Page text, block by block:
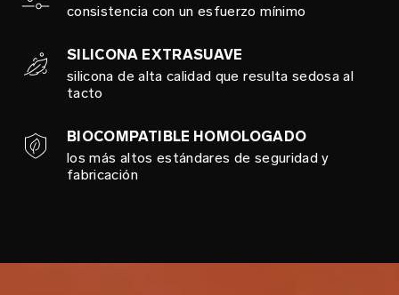
consistencia con un esfuerzo mínimo
SILICONA EXTRASUAVE
silicona de alta calidad que resulta sedosa al
tacto
BIOCOMPATIBLE HOMOLOGADO
los más altos estándares de seguridad y
fabricación